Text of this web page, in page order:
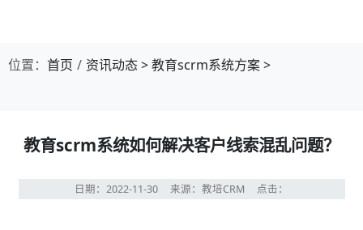
位置： 首页 资讯动态>教育scrm系统方案>
教育scrm系统如何解决客户线索混乱问题？
日期：2022-11-30 来源：教培CRM 点击：